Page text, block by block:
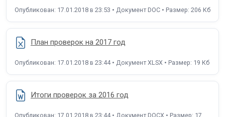
Опубликован: 17.01.2018 в 23:53 • Документ DOC • Размер: 206 Кб
План проверок на 2017 год
Опубликован: 17.01.2018 в 23:44 • Документ XLSX • Размер: 19 Кб
Итоги проверок за 2016 год
Опубликован: 17.01.2018 в 23:44 • Документ DOCX • Размер: 17